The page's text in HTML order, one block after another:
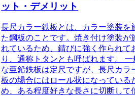
ット・デメリット
長尺カラー鉄板とは、カラー塗装を
た鋼板のことです。焼き付け塗装が
れているため、錆びに強く作られて
り、通称トタンとも呼ばれます。
一
な亜鉛鉄板は定尺ですが、長尺カラ
板の場合にはロール状になっている
め、ある程度好きな長さに切断して